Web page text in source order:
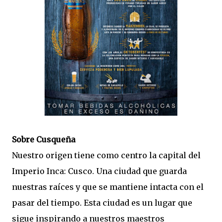
Sobre Cusqueña
Nuestro origen tiene como centro la capital del
Imperio Inca: Cusco. Una ciudad que guarda
nuestras raíces y que se mantiene intacta con el
pasar del tiempo. Esta ciudad es un lugar que
sigue inspirando a nuestros maestros